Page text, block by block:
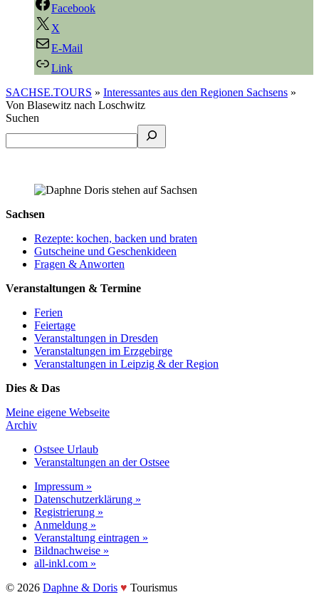
Facebook
X
E-Mail
Link
SACHSE.TOURS » Interessantes aus den Regionen Sachsens »
Von Blasewitz nach Loschwitz
Suchen
Sachsen
Rezepte: kochen, backen und braten
Gutscheine und Geschenkideen
Fragen & Anworten
Veranstaltungen & Termine
Ferien
Feiertage
Veranstaltungen in Dresden
Veranstaltungen im Erzgebirge
Veranstaltungen in Leipzig & der Region
Dies & Das
Meine eigene Webseite
Archiv
Ostsee Urlaub
Veranstaltungen an der Ostsee
Impressum »
Datenschutzerklärung »
Registrierung »
Anmeldung »
Veranstaltung eintragen »
Bildnachweise »
all-inkl.com »
©️ 2026 Daphne & Doris ♥️ Tourismus